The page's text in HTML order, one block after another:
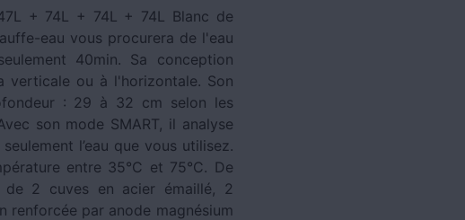
+ 74L + 74L + 74L Blanc de
eau vous procurera de l'eau
40min. Sa conception
verticale ou à l'horizontale. Son
: 29 à 32 cm selon les
son mode SMART, il analyse
l’eau que vous utilisez.
entre 35°C et 75°C. De
2 cuves en acier émaillé, 2
renforcée par anode magnésium